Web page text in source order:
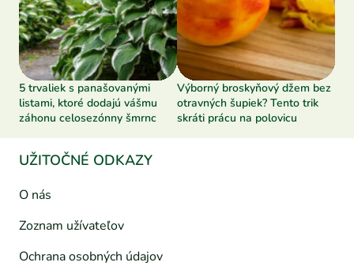
5 trvaliek s panašovanými
listami, ktoré dodajú vášmu
záhonu celosezónny šmrnc
Výborný broskyňový džem bez
otravných šupiek? Tento trik
skráti prácu na polovicu
UŽITOČNÉ ODKAZY
O nás
Zoznam užívateľov
Ochrana osobných údajov